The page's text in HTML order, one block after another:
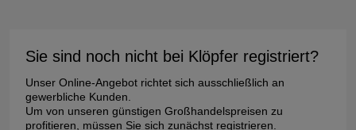
Sie sind noch nicht bei Klöpfer registriert?
Unser Online-Angebot richtet sich ausschließlich an
gewerbliche Kunden.
Um von unseren günstigen Großhandelspreisen zu
profitieren, müssen Sie sich zunächst registrieren.